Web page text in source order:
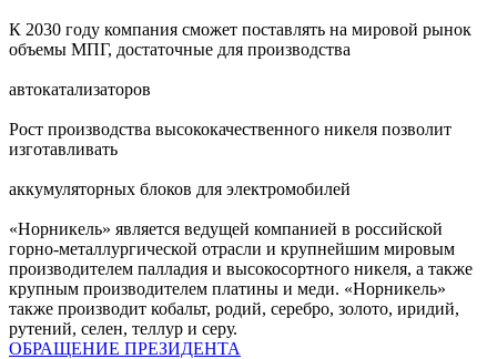
К 2030 году компания сможет поставлять на мировой рынок
объемы МПГ, достаточные для производства
автокатализаторов
Рост производства высококачественного никеля позволит
изготавливать
аккумуляторных блоков для электромобилей
«Норникель» является ведущей компанией в российской
горно-металлургической отрасли и крупнейшим мировым
производителем палладия и высокосортного никеля, а также
крупным производителем платины и меди. «Норникель»
также производит кобальт, родий, серебро, золото, иридий,
рутений, селен, теллур и серу.
ОБРАЩЕНИЕ ПРЕЗИДЕНТА